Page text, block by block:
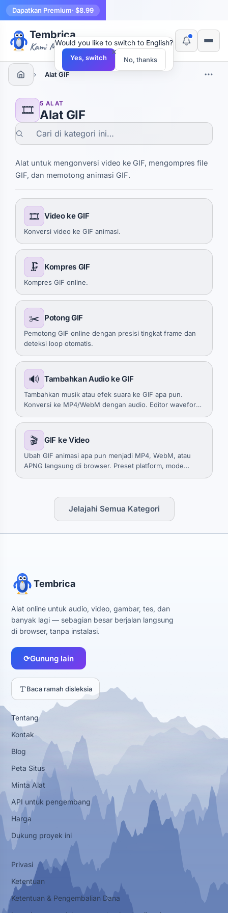
Dapatkan Premium· $8.99
Tembrica
Kami Membuat Alat
› Alat GIF
🎞️ 5 ALAT
Alat GIF
Alat untuk mengonversi video ke GIF, mengompres file
GIF, dan memotong animasi GIF.
🎞️ Video ke GIF
Konversi video ke GIF animasi.
🗜️ Kompres GIF
Kompres GIF online.
✂️ Potong GIF
Pemotong GIF online dengan presisi tingkat frame dan
deteksi loop otomatis.
🔊 Tambahkan Audio ke GIF
Tambahkan musik atau efek suara ke GIF apa pun.
Konversi ke MP4/WebM dengan audio. Editor waveform,
watermark.
🎬 GIF ke Video
Ubah GIF animasi apa pun menjadi MP4, WebM, atau
APNG langsung di browser. Preset platform, mode
Jelajahi Semua Kategori
Tembrica
Alat online untuk audio, video, gambar, tes, dan
banyak lagi — sebagian besar berjalan langsung
di browser, tanpa instalasi.
⟳Gunung lain
Baca ramah disleksia
Tentang
Kontak
Blog
Peta Situs
Minta Alat
API untuk pengembang
Harga
Dukung proyek ini
Privasi
Ketentuan
Ketentuan & Pengembalian Dana
×
Would you like to switch to English?
Yes, switch No, thanks